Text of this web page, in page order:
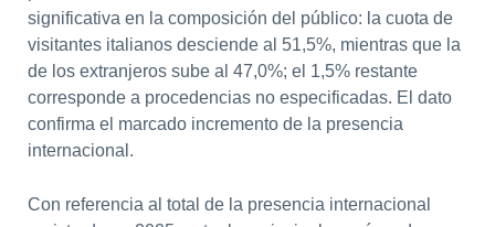
significativa en la composición del público: la cuota de
visitantes italianos desciende al 51,5%, mientras que la
de los extranjeros sube al 47,0%; el 1,5% restante
corresponde a procedencias no especificadas. El dato
confirma el marcado incremento de la presencia
internacional.
Con referencia al total de la presencia internacional